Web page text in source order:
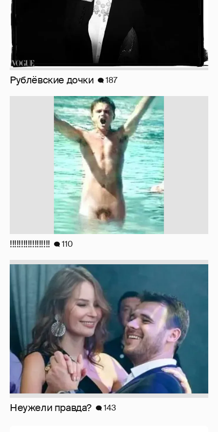
Рублёвские дочки 187
!!!!!!!!!!!!!!!!!! 110
Неужели правда? 143